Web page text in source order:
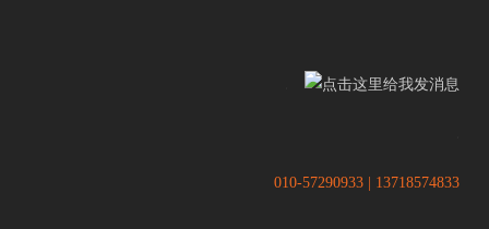
010-57290933 | 13718574833